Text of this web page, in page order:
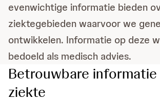
evenwichtige informatie bieden
ziektegebieden waarvoor we
ontwikkelen. Informatie op deze
bedoeld als medisch advies.
Betrouwbare informatie
ziekte